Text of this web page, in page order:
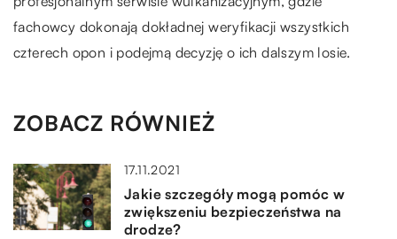
fachowcy dokonają dokładnej weryfikacji wszystkich
czterech opon i podejmą decyzję o ich dalszym losie.
ZOBACZ RÓWNIEŻ
17.11.2021
Jakie szczegóły mogą pomóc w
zwiększeniu bezpieczeństwa na
drodze?